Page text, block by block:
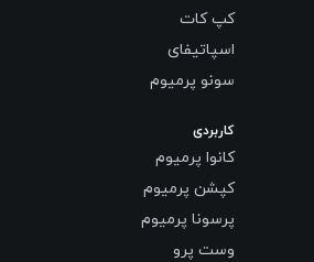
کپ کات
اسپاتیفای
سونو پرمیوم
کاربردی
کانوا پرمیوم
کپشن پرمیوم
پرسونا پرمیوم
وست پرو